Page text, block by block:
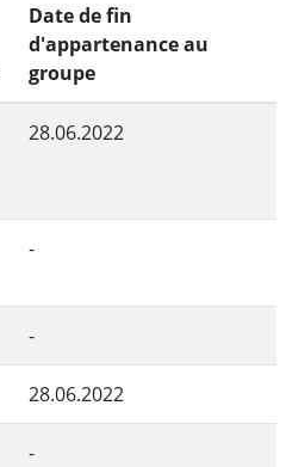
Date de fin
d'appartenance au
groupe
28.06.2022
-
-
28.06.2022
-